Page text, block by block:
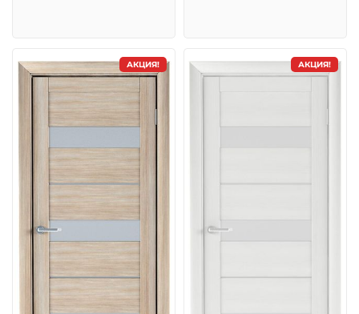
АКЦИЯ! АКЦИЯ!